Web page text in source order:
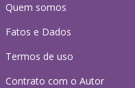
Quem somos
Fatos e Dados
Termos de uso
Contrato com o Autor